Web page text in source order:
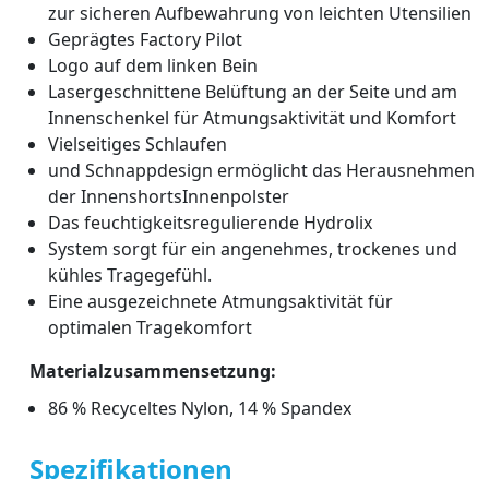
zur sicheren Aufbewahrung von leichten Utensilien
Geprägtes Factory Pilot
Logo auf dem linken Bein
Lasergeschnittene Belüftung an der Seite und am
Innenschenkel für Atmungsaktivität und Komfort
Vielseitiges Schlaufen
und Schnappdesign ermöglicht das Herausnehmen
der InnenshortsInnenpolster
Das feuchtigkeitsregulierende Hydrolix
System sorgt für ein angenehmes, trockenes und
kühles Tragegefühl.
Eine ausgezeichnete Atmungsaktivität für
optimalen Tragekomfort
Materialzusammensetzung:
86 % Recyceltes Nylon, 14 % Spandex
Spezifikationen